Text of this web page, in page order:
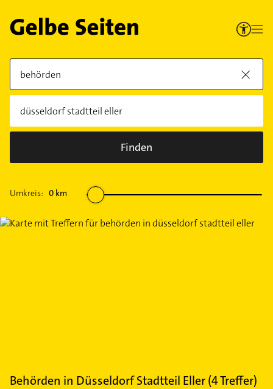
Finden
Umkreis: 0 km
Behörden in Düsseldorf Stadtteil Eller(4Treffer)